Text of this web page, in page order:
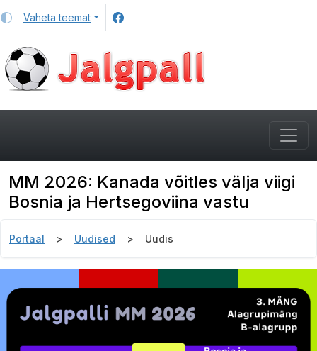
Vaheta teemat
MM 2026: Kanada võitles välja viigi
Bosnia ja Hertsegoviina vastu
Portaal Uudised Uudis